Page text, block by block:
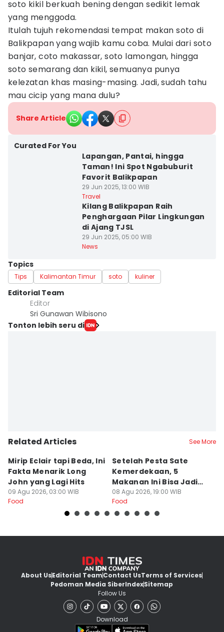
soto kikil berkuah bening dengan sedikit lemak
yang menggoda.
Itulah tujuh rekomendasi tempat makan soto di
Balikpapan yang wajib kamu coba. Mulai dari soto
banjar, coto makassar, soto lamongan, hingga
soto semarang dan kikil, semuanya punya
kelezatan khas masing-masing. Jadi, sudah tahu
mau cicip yang mana dulu?
Share Article
Curated For You
Lapangan, Pantai, hingga
Taman! Ini Spot Ngabuburit
Favorit Balikpapan
29 Jun 2025, 13:00 WIB
Travel
Kilang Balikpapan Raih
Penghargaan Pilar Lingkungan
di Ajang TJSL
29 Jun 2025, 05:00 WIB
News
Topics
Tips Kalimantan Timur soto kuliner
Editorial Team
Editor
Sri Gunawan Wibisono
Tonton lebih seru di
Related Articles See More
Mirip Eclair tapi Beda, Ini
Fakta Menarik Long
John yang Lagi Hits
09 Agu 2026, 03:00 WIB
Food
Setelah Pesta Sate
Kemerdekaan, 5
Makanan Ini Bisa Jadi
Penyelamat Lidah
08 Agu 2026, 19:00 WIB
Food
About UsEditorial TeamContact UsTerms of Services
Pedoman Media SiberIndexSitemap
Follow Us
Download